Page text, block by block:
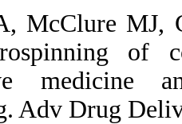
40. Sell SA,
GL.
engineering.